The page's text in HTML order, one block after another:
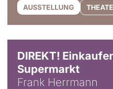
AUSSTELLUNG
DIREKT!
Supermarkt
Frank Herrmann